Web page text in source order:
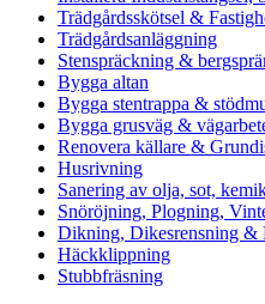
Trädgårdsskötsel &
Trädgårdsanläggning
Stenspräckning &
Bygga altan
Bygga stentrappa &
Bygga grusväg &
Renovera källare &
Husrivning
Sanering av olja, sot,
Snöröjning, Plogning,
Dikning, Dikesrensning &
Häckklippning
Stubbfräsning